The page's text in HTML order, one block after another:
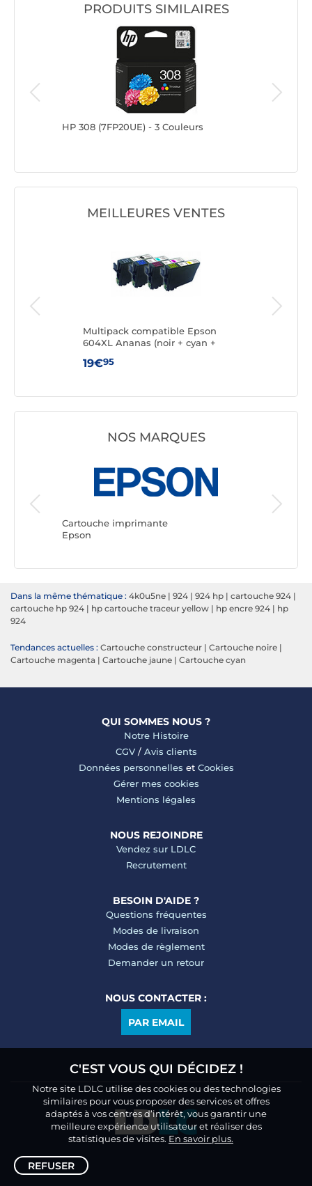
PRODUITS SIMILAIRES
HP 308 (7FP20UE) - 3 Couleurs
MEILLEURES VENTES
Multipack compatible Epson
604XL Ananas (noir + cyan +
19€95
NOS MARQUES
Cartouche imprimante
Epson
Canon
Dans la même thématique : 4k0u5ne | 924 | 924 hp | cartouche 924 |
cartouche hp 924 | hp cartouche traceur yellow | hp encre 924 | hp
924
Tendances actuelles : Cartouche constructeur | Cartouche noire |
Cartouche magenta | Cartouche jaune | Cartouche cyan
QUI SOMMES NOUS ?
Notre Histoire
CGV/ Avis clients
Données personnelles et Cookies
Gérer mes cookies
Mentions légales
NOUS REJOINDRE
Vendez sur LDLC
Recrutement
BESOIN D'AIDE ?
Questions fréquentes
Modes de livraison
Modes de règlement
Demander un retour
NOUS CONTACTER :
PAR EMAIL
C'EST VOUS QUI DÉCIDEZ !
Notre site LDLC utilise des cookies ou des technologies
similaires pour vous proposer des services et offres
adaptés à vos centres d’intérêt, vous garantir une
meilleure expérience utilisateur et réaliser des
statistiques de visites. En savoir plus.
REFUSER